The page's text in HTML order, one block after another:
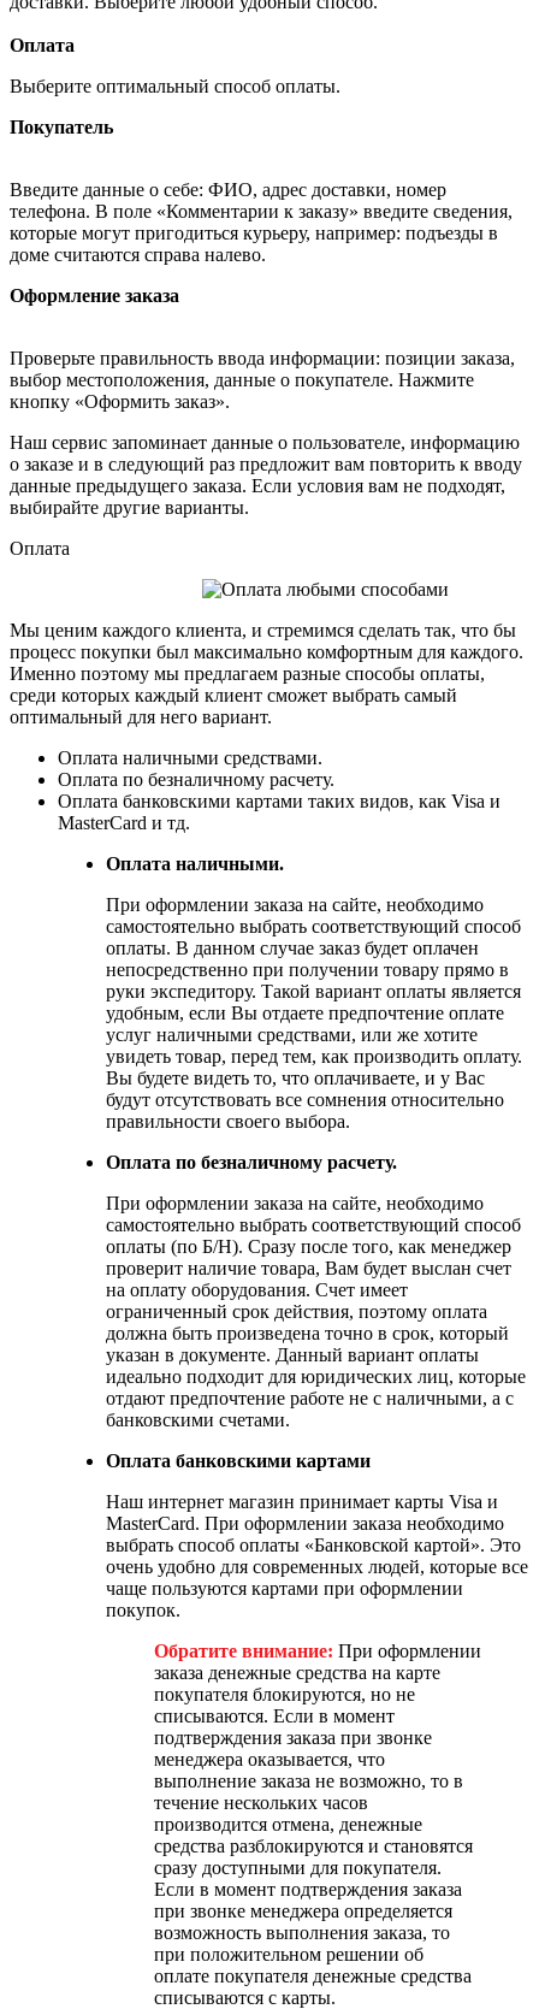
Оплата
Выберите оптимальный способ оплаты.
Покупатель
Введите данные о себе: ФИО, адрес доставки, номер
телефона. В поле «Комментарии к заказу» введите сведения,
которые могут пригодиться курьеру, например: подъезды в
доме считаются справа налево.
Оформление заказа
Проверьте правильность ввода информации: позиции заказа,
выбор местоположения, данные о покупателе. Нажмите
кнопку «Оформить заказ».
Наш сервис запоминает данные о пользователе, информацию
о заказе и в следующий раз предложит вам повторить к вводу
данные предыдущего заказа. Если условия вам не подходят,
выбирайте другие варианты.
Оплата
Мы ценим каждого клиента, и стремимся сделать так, что бы
процесс покупки был максимально комфортным для каждого.
Именно поэтому мы предлагаем разные способы оплаты,
среди которых каждый клиент сможет выбрать самый
оптимальный для него вариант.
Оплата наличными средствами.
Оплата по безналичному расчету.
Оплата банковскими картами таких видов, как Visa и
MasterCard и тд.
Оплата наличными.
При оформлении заказа на сайте, необходимо
самостоятельно выбрать соответствующий способ
оплаты. В данном случае заказ будет оплачен
непосредственно при получении товару прямо в
руки экспедитору. Такой вариант оплаты является
удобным, если Вы отдаете предпочтение оплате
услуг наличными средствами, или же хотите
увидеть товар, перед тем, как производить оплату.
Вы будете видеть то, что оплачиваете, и у Вас
будут отсутствовать все сомнения относительно
правильности своего выбора.
Оплата по безналичному расчету.
При оформлении заказа на сайте, необходимо
самостоятельно выбрать соответствующий способ
оплаты (по Б/Н). Сразу после того, как менеджер
проверит наличие товара, Вам будет выслан счет
на оплату оборудования. Счет имеет
ограниченный срок действия, поэтому оплата
должна быть произведена точно в срок, который
указан в документе. Данный вариант оплаты
идеально подходит для юридических лиц, которые
отдают предпочтение работе не с наличными, а с
банковскими счетами.
Оплата банковскими картами
Наш интернет магазин принимает карты Visa и
MasterCard. При оформлении заказа необходимо
выбрать способ оплаты «Банковской картой». Это
очень удобно для современных людей, которые все
чаще пользуются картами при оформлении
покупок.
Обратите внимание: При оформлении
заказа денежные средства на карте
покупателя блокируются, но не
списываются. Если в момент
подтверждения заказа при звонке
менеджера оказывается, что
выполнение заказа не возможно, то в
течение нескольких часов
производится отмена, денежные
средства разблокируются и становятся
сразу доступными для покупателя.
Если в момент подтверждения заказа
при звонке менеджера определяется
возможность выполнения заказа, то
при положительном решении об
оплате покупателя денежные средства
списываются с карты.